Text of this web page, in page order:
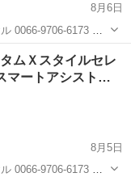
8月6日
ハイビーム
ムＸスタイルセレ
ートアシスト…
8月5日